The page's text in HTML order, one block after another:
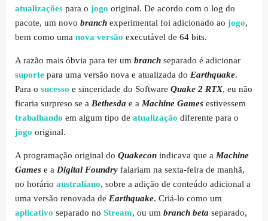
atualizações para o jogo original. De acordo com o log do
pacote, um novo branch experimental foi adicionado ao jogo,
bem como uma nova versão executável de 64 bits.
A razão mais óbvia para ter um branch separado é adicionar
suporte para uma versão nova e atualizada do Earthquake.
Para o sucesso e sinceridade do Software Quake 2 RTX, eu não
ficaria surpreso se a Bethesda e a Machine Games estivessem
trabalhando em algum tipo de atualização diferente para o
jogo original.
A programação original do Quakecon indicava que a Machine
Games e a Digital Foundry falariam na sexta-feira de manhã,
no horário australiano, sobre a adição de conteúdo adicional a
uma versão renovada de Earthquake. Criá-lo como um
aplicativo separado no Stream, ou um branch beta separado,